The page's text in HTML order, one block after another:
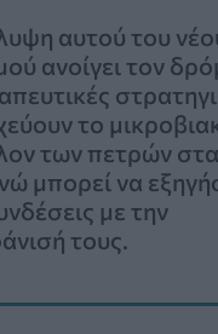
αυτού του
ανοίγει τον
το
των πετρών στα
μπορεί να
με την
τους.